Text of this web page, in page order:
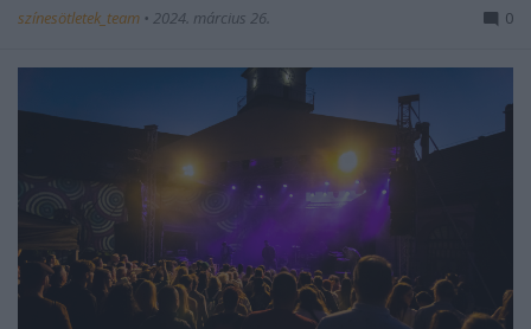
színesötletek_team • 2024. március 26. 0